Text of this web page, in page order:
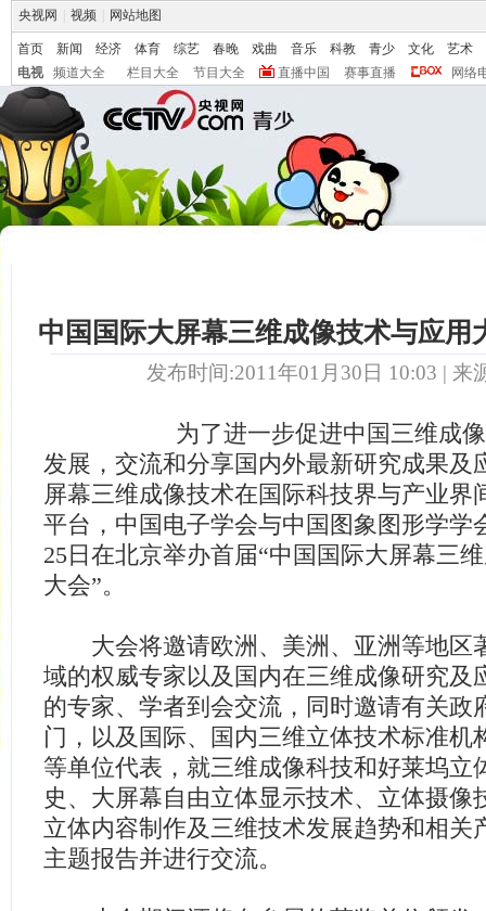
央视网 视频 网站地图
首页 新闻 经济 体育 综艺 春晚 戏曲 音乐 科教 青少 文化
艺术
电视
频道大全 栏目大全 节目大全 直播中国 赛事直播 网络
中国国际大屏幕三维成像技术与应用
发布时间:2011年01月30日 10:03 | 来
为了进一步促进中国三维成像科
发展，交流和分享国内外最新研究成果及
屏幕三维成像技术在国际科技界与产业界
平台，中国电子学会与中国图象图形学学
25日在北京举办首届“中国国际大屏幕三
大会”。
大会将邀请欧洲、美洲、亚洲等地区
域的权威专家以及国内在三维成像研究及
的专家、学者到会交流，同时邀请有关政
门，以及国际、国内三维立体技术标准机
等单位代表，就三维成像科技和好莱坞立
史、大屏幕自由立体显示技术、立体摄像
立体内容制作及三维技术发展趋势和相关
主题报告并进行交流。